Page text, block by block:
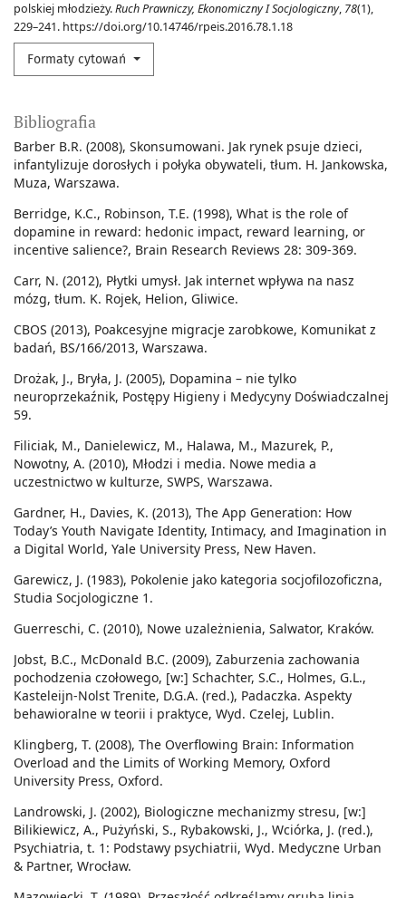
polskiej młodzieży.Ruch Prawniczy, Ekonomiczny I Socjologiczny, 78(1),
229–241. https://doi.org/10.14746/rpeis.2016.78.1.18
Formaty cytowań
Bibliografia
Barber B.R. (2008), Skonsumowani. Jak rynek psuje dzieci,
infantylizuje dorosłych i połyka obywateli, tłum. H. Jankowska,
Muza, Warszawa.
Berridge, K.C., Robinson, T.E. (1998), What is the role of
dopamine in reward: hedonic impact, reward learning, or
incentive salience?, Brain Research Reviews 28: 309-369.
Carr, N. (2012), Płytki umysł. Jak internet wpływa na nasz
mózg, tłum. K. Rojek, Helion, Gliwice.
CBOS (2013), Poakcesyjne migracje zarobkowe, Komunikat z
badań, BS/166/2013, Warszawa.
Drożak, J., Bryła, J. (2005), Dopamina – nie tylko
neuroprzekaźnik, Postępy Higieny i Medycyny Doświadczalnej
59.
Filiciak, M., Danielewicz, M., Halawa, M., Mazurek, P.,
Nowotny, A. (2010), Młodzi i media. Nowe media a
uczestnictwo w kulturze, SWPS, Warszawa.
Gardner, H., Davies, K. (2013), The App Generation: How
Today’s Youth Navigate Identity, Intimacy, and Imagination in
a Digital World, Yale University Press, New Haven.
Garewicz, J. (1983), Pokolenie jako kategoria socjofilozoficzna,
Studia Socjologiczne 1.
Guerreschi, C. (2010), Nowe uzależnienia, Salwator, Kraków.
Jobst, B.C., McDonald B.C. (2009), Zaburzenia zachowania
pochodzenia czołowego, [w:] Schachter, S.C., Holmes, G.L.,
Kasteleijn-Nolst Trenite, D.G.A. (red.), Padaczka. Aspekty
behawioralne w teorii i praktyce, Wyd. Czelej, Lublin.
Klingberg, T. (2008), The Overflowing Brain: Information
Overload and the Limits of Working Memory, Oxford
University Press, Oxford.
Landrowski, J. (2002), Biologiczne mechanizmy stresu, [w:]
Bilikiewicz, A., Pużyński, S., Rybakowski, J., Wciórka, J. (red.),
Psychiatria, t. 1: Podstawy psychiatrii, Wyd. Medyczne Urban
& Partner, Wrocław.